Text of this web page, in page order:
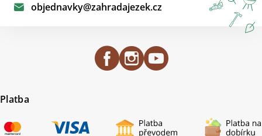
objednavky@zahradajezek.cz
Platba